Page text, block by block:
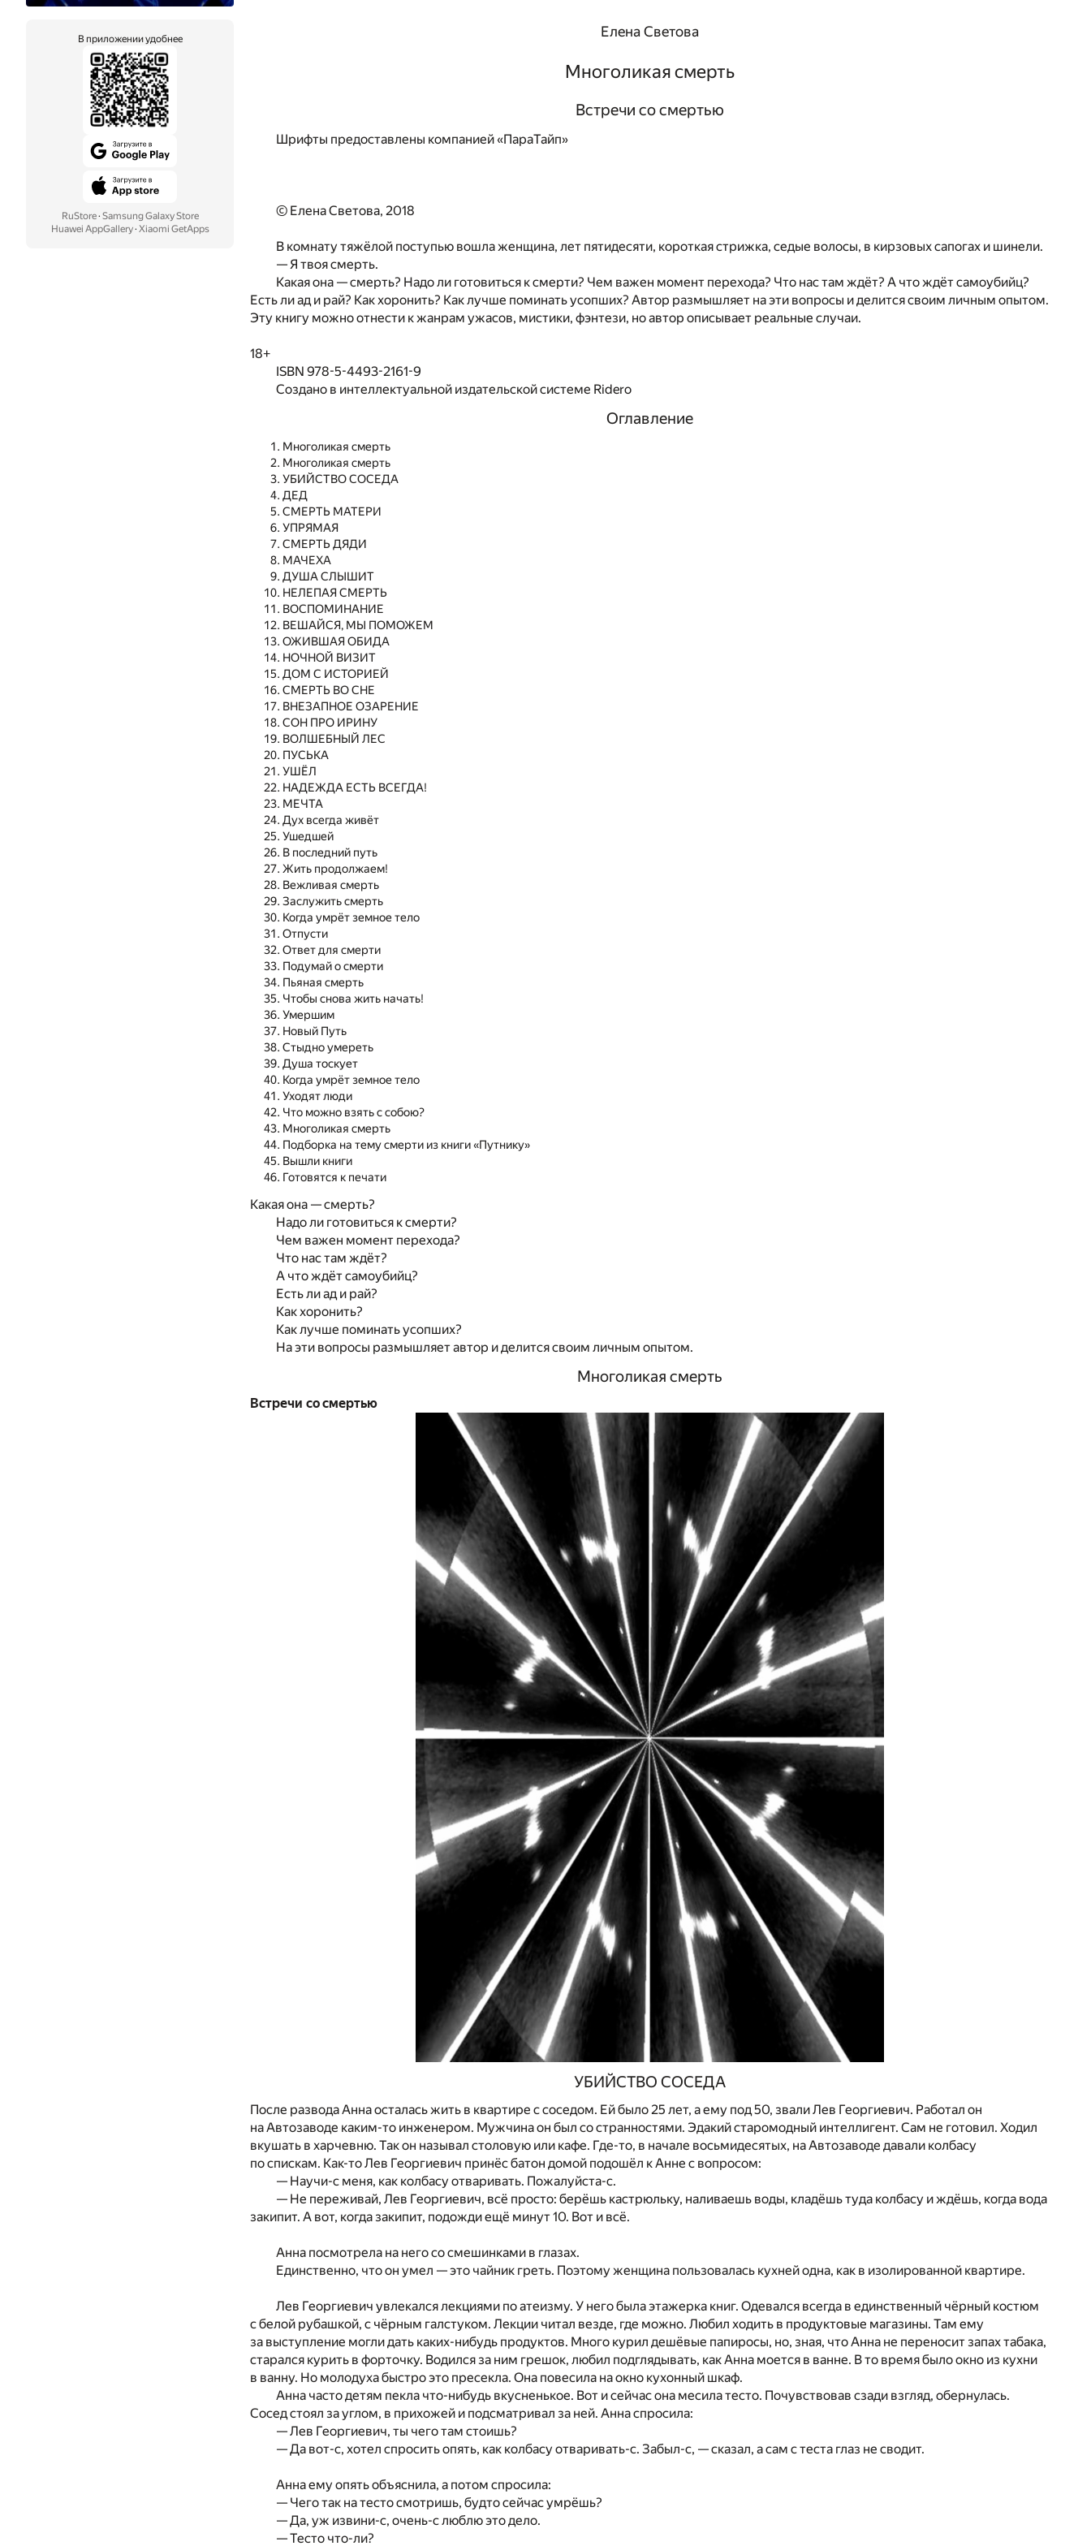
В приложении удобнее
RuStore· Samsung Galaxy Store
Huawei AppGallery· Xiaomi GetApps
Елена Светова
Многоликая смерть
Встречи со смертью
Шрифты предоставлены компанией «ПараТайп»
© Елена Светова, 2018
В комнату тяжёлой поступью вошла женщина, лет пятидесяти, короткая стрижка, седые волосы, в кирзовых сапогах и шинели.
— Я твоя смерть.
Какая она — смерть? Надо ли готовиться к смерти? Чем важен момент перехода? Что нас там ждёт? А что ждёт самоубийц?
Есть ли ад и рай? Как хоронить? Как лучше поминать усопших? Автор размышляет на эти вопросы и делится своим личным опытом.
Эту книгу можно отнести к жанрам ужасов, мистики, фэнтези, но автор описывает реальные случаи.
18+
ISBN 978-5-4493-2161-9
Создано в интеллектуальной издательской системе Ridero
Оглавление
Многоликая смерть
Многоликая смерть
УБИЙСТВО СОСЕДА
ДЕД
СМЕРТЬ МАТЕРИ
УПРЯМАЯ
СМЕРТЬ ДЯДИ
МАЧЕХА
ДУША СЛЫШИТ
НЕЛЕПАЯ СМЕРТЬ
ВОСПОМИНАНИЕ
ВЕШАЙСЯ, МЫ ПОМОЖЕМ
ОЖИВШАЯ ОБИДА
НОЧНОЙ ВИЗИТ
ДОМ С ИСТОРИЕЙ
СМЕРТЬ ВО СНЕ
ВНЕЗАПНОЕ ОЗАРЕНИЕ
СОН ПРО ИРИНУ
ВОЛШЕБНЫЙ ЛЕС
ПУСЬКА
УШЁЛ
НАДЕЖДА ЕСТЬ ВСЕГДА!
МЕЧТА
Дух всегда живёт
Ушедшей
В последний путь
Жить продолжаем!
Вежливая смерть
Заслужить смерть
Когда умрёт земное тело
Отпусти
Ответ для смерти
Подумай о смерти
Пьяная смерть
Чтобы снова жить начать!
Умершим
Новый Путь
Стыдно умереть
Душа тоскует
Когда умрёт земное тело
Уходят люди
Что можно взять с собою?
Многоликая смерть
Подборка на тему смерти из книги «Путнику»
Вышли книги
Готовятся к печати
Какая она — смерть?
Надо ли готовиться к смерти?
Чем важен момент перехода?
Что нас там ждёт?
А что ждёт самоубийц?
Есть ли ад и рай?
Как хоронить?
Как лучше поминать усопших?
На эти вопросы размышляет автор и делится своим личным опытом.
Многоликая смерть
Встречи со смертью
УБИЙСТВО СОСЕДА
После развода Анна осталась жить в квартире с соседом. Ей было 25 лет, а ему под 50, звали Лев Георгиевич. Работал он
на Автозаводе каким-то инженером. Мужчина он был со странностями. Эдакий старомодный интеллигент. Сам не готовил. Ходил
вкушать в харчевню. Так он называл столовую или кафе. Где-то, в начале восьмидесятых, на Автозаводе давали колбасу
по спискам. Как-то Лев Георгиевич принёс батон домой подошёл к Анне с вопросом:
— Научи-с меня, как колбасу отваривать. Пожалуйста-с.
— Не переживай, Лев Георгиевич, всё просто: берёшь кастрюльку, наливаешь воды, кладёшь туда колбасу и ждёшь, когда вода
закипит. А вот, когда закипит, подожди ещё минут 10. Вот и всё.
Анна посмотрела на него со смешинками в глазах.
Единственно, что он умел — это чайник греть. Поэтому женщина пользовалась кухней одна, как в изолированной квартире.
Лев Георгиевич увлекался лекциями по атеизму. У него была этажерка книг. Одевался всегда в единственный чёрный костюм
с белой рубашкой, с чёрным галстуком. Лекции читал везде, где можно. Любил ходить в продуктовые магазины. Там ему
за выступление могли дать каких-нибудь продуктов. Много курил дешёвые папиросы, но, зная, что Анна не переносит запах табака,
старался курить в форточку. Водился за ним грешок, любил подглядывать, как Анна моется в ванне. В то время было окно из кухни
в ванну. Но молодуха быстро это пресекла. Она повесила на окно кухонный шкаф.
Анна часто детям пекла что-нибудь вкусненькое. Вот и сейчас она месила тесто. Почувствовав сзади взгляд, обернулась.
Сосед стоял за углом, в прихожей и подсматривал за ней. Анна спросила:
— Лев Георгиевич, ты чего там стоишь?
— Да вот-с, хотел спросить опять, как колбасу отваривать-с. Забыл-с, — сказал, а сам с теста глаз не сводит.
Анна ему опять объяснила, а потом спросила:
— Чего так на тесто смотришь, будто сейчас умрёшь?
— Да, уж извини-с, очень-с люблю это дело.
— Тесто что-ли?